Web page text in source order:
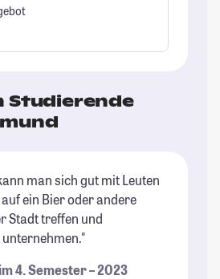
Studierende
man sich gut mit Leuten
ein Bier oder andere
Stadt treffen und
4. Semester – 2023